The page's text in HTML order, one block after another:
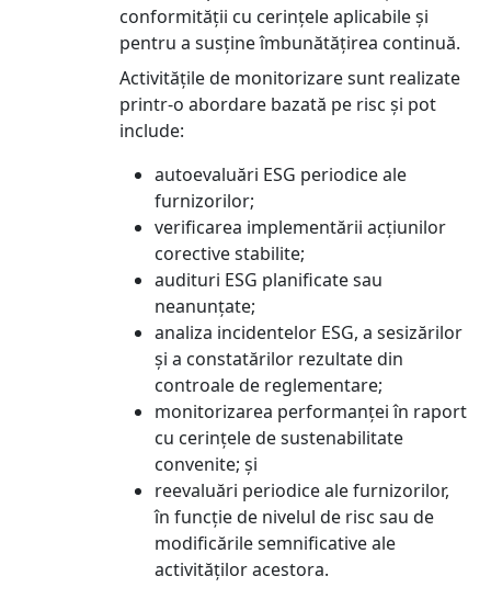
conformității cu cerințele aplicabile și
pentru a susține îmbunătățirea continuă.
Activitățile de monitorizare sunt realizate
printr-o abordare bazată pe risc și pot
include:
autoevaluări ESG periodice ale
furnizorilor;
verificarea implementării acțiunilor
corective stabilite;
audituri ESG planificate sau
neanunțate;
analiza incidentelor ESG, a sesizărilor
și a constatărilor rezultate din
controale de reglementare;
monitorizarea performanței în raport
cu cerințele de sustenabilitate
convenite; și
reevaluări periodice ale furnizorilor,
în funcție de nivelul de risc sau de
modificările semnificative ale
activităților acestora.